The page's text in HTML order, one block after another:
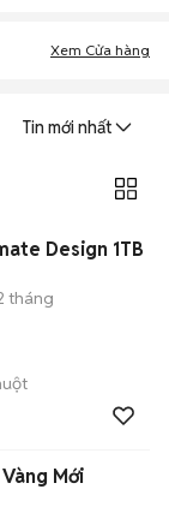
Xem Cửa hàng
Tin mới nhất
Design 1TB
tháng
Mới